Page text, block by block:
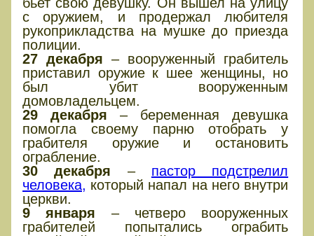
с оружием, и продержал любителя
рукоприкладства на мушке до приезда
полиции.
27 декабря – вооруженный грабитель
приставил оружие к шее женщины, но
был убит вооруженным
домовладельцем.
29 декабря – беременная девушка
помогла своему парню отобрать у
грабителя оружие и остановить
ограбление.
30 декабря – пастор подстрелил
человека, который напал на него внутри
церкви.
9 января – четверо вооруженных
грабителей попытались ограбить